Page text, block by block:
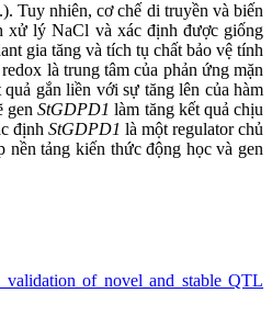
Tuy nhiên, cơ chế di truyền và biến
xử lý NaCl và xác định được giống
gia tăng và tích tụ chất bảo vệ tính
là trung tâm của phản ứng mặn
gắn liền với sự tăng lên của hàm
genStGDPD1 làm tăng kết quả chịu
định StGDPD1 là một regulator chủ
nền tảng kiến thức động học và gen
validation of novel and stable QTL